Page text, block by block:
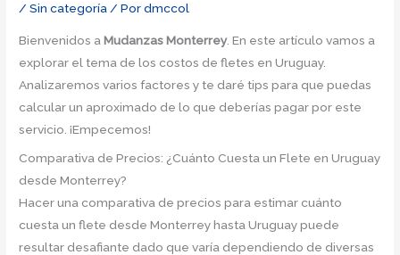
/Sin categoría/ Pordmccol
Bienvenidos aMudanzas Monterrey. En este artículo vamos a
explorar el tema de los costos de fletes en Uruguay.
Analizaremos varios factores y te daré tips para que puedas
calcular un aproximado de lo que deberías pagar por este
servicio. ¡Empecemos!
Comparativa de Precios: ¿Cuánto Cuesta un Flete en Uruguay
desde Monterrey?
Hacer una comparativa de precios para estimar cuánto
cuesta un flete desde Monterrey hasta Uruguay puede
resultar desafiante dado que varía dependiendo de diversas